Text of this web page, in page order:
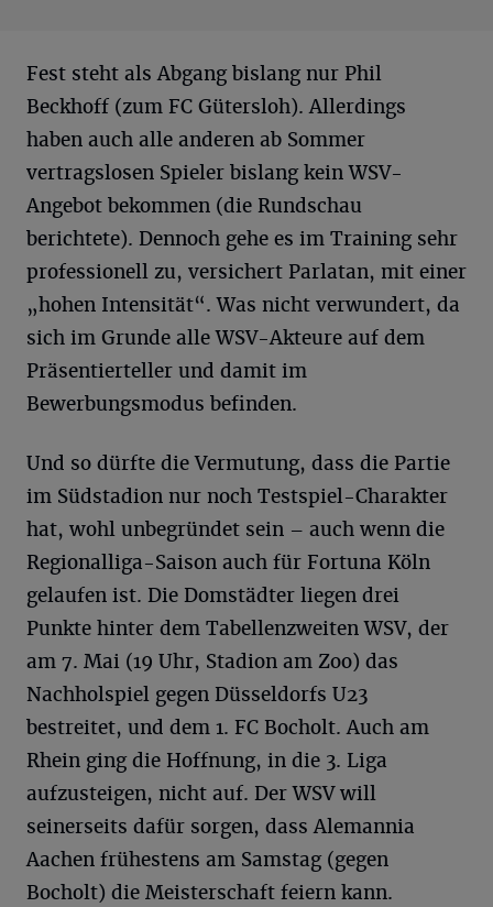
Fest steht als Abgang bislang nur Phil
Beckhoff (zum FC Gütersloh). Allerdings
haben auch alle anderen ab Sommer
vertragslosen Spieler bislang kein WSV-
Angebot bekommen (die Rundschau
berichtete). Dennoch gehe es im Training sehr
professionell zu, versichert Parlatan, mit einer
„hohen Intensität“. Was nicht verwundert, da
sich im Grunde alle WSV-Akteure auf dem
Präsentierteller und damit im
Bewerbungsmodus befinden.
Und so dürfte die Vermutung, dass die Partie
im Südstadion nur noch Testspiel-Charakter
hat, wohl unbegründet sein – auch wenn die
Regionalliga-Saison auch für Fortuna Köln
gelaufen ist. Die Domstädter liegen drei
Punkte hinter dem Tabellenzweiten WSV, der
am 7. Mai (19 Uhr, Stadion am Zoo) das
Nachholspiel gegen Düsseldorfs U23
bestreitet, und dem 1. FC Bocholt. Auch am
Rhein ging die Hoffnung, in die 3. Liga
aufzusteigen, nicht auf. Der WSV will
seinerseits dafür sorgen, dass Alemannia
Aachen frühestens am Samstag (gegen
Bocholt) die Meisterschaft feiern kann.